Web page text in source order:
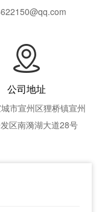
公司地址
市宣州区狸桥镇宣州
区南漪湖大道28号